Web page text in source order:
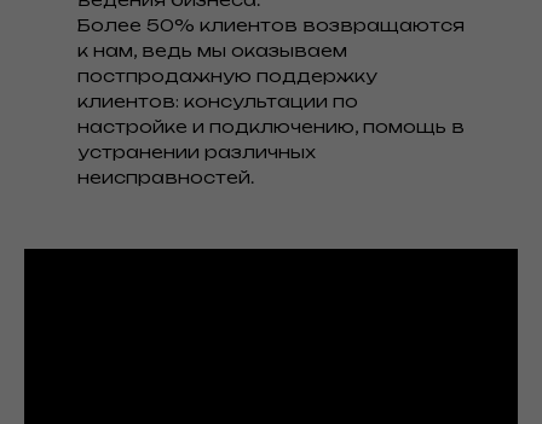
Более 50% клиентов возвращаются
к нам, ведь мы оказываем
постпродажную поддержку
клиентов: консультации по
настройке и подключению, помощь в
устранении различных
неисправностей.